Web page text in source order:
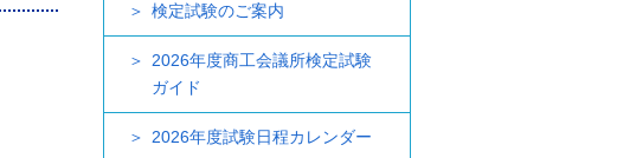
検定試験のご案内
2026年度商工会議所検定試験
ガイド
2026年度試験日程カレンダー